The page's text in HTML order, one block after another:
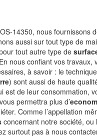
14350, nous fournissons
aussi sur tout type de
tout autre type de
nous confiant vos travaux,
à savoir : le
) sont aussi de haute
est de leur consommation,
permettra plus d’
Comme l’appellation
concernant notre société, ou
surtout pas à nous